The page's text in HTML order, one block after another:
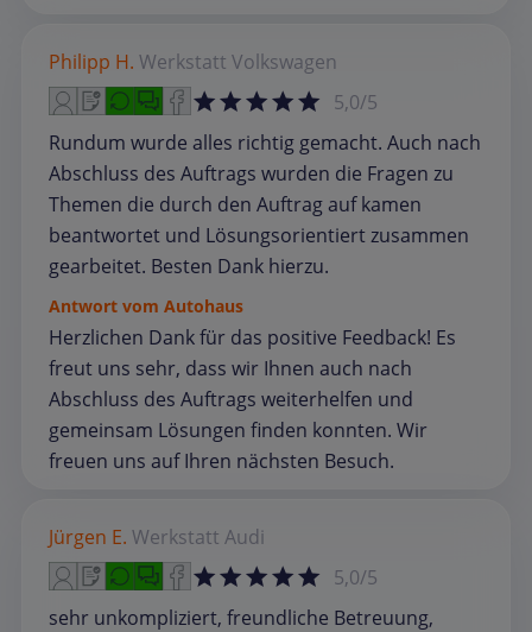
Philipp H. Werkstatt Volkswagen
5,0/5
Rundum wurde alles richtig gemacht. Auch nach
Abschluss des Auftrags wurden die Fragen zu
Themen die durch den Auftrag auf kamen
beantwortet und Lösungsorientiert zusammen
gearbeitet. Besten Dank hierzu.
Antwort vom Autohaus
Herzlichen Dank für das positive Feedback! Es
freut uns sehr, dass wir Ihnen auch nach
Abschluss des Auftrags weiterhelfen und
gemeinsam Lösungen finden konnten. Wir
freuen uns auf Ihren nächsten Besuch.
Jürgen E. Werkstatt Audi
5,0/5
sehr unkompliziert, freundliche Betreuung,